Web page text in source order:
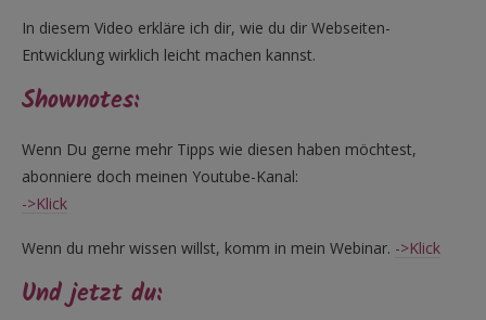
In diesem Video erkläre ich dir, wie du dir Webseiten-
Entwicklung wirklich leicht machen kannst.
Shownotes:
Wenn Du gerne mehr Tipps wie diesen haben möchtest,
abonniere doch meinen Youtube-Kanal:
->Klick
Wenn du mehr wissen willst, komm in mein Webinar. ->Klick
Und jetzt du: